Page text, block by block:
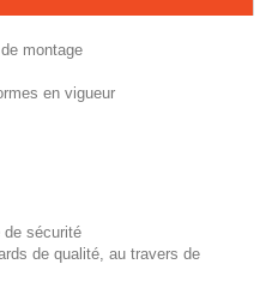
montage
en vigueur
de sécurité
de qualité, au travers de